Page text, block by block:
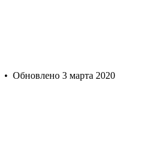
• Обновлено 3 марта 2020